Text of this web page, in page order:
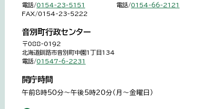
電話/0154-23-5151
FAX/0154-23-5222
電話/0154-66-2121
音別町行政センター
〒088-0192
北海道釧路市音別町中園1丁目134
電話/01547-6-2231
開庁時間
午前8時50分～午後5時20分（月～金曜日）